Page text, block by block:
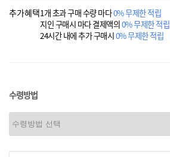
추가혜택1개 초과 구매 수량 마다0% 무제한 적립
지인 구매시 마다 결제액의0% 무제한 적립
24시간 내에 추가 구매시0% 무제한 적립
수령방법